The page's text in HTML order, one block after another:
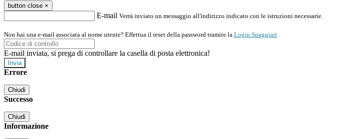
button close ×
E-mail Verrà inviato un messaggio all'indirizzo indicato con le istruzioni necessarie.
Non hai una e-mail associata al nome utente? Effettua il reset della password tramite la Login Spaggiari
E-mail inviata, si prega di controllare la casella di posta elettronica!
Errore
Chiudi
Successo
Chiudi
Informazione